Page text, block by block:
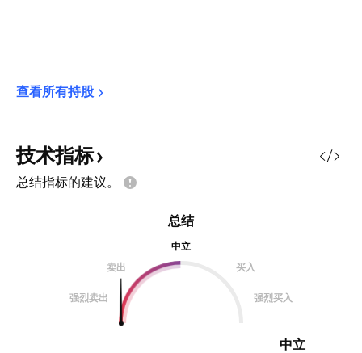
查看所有持股
技术指标
总结指标的建议。
总结
中立
卖出
买入
强烈卖出 强烈买入
中立